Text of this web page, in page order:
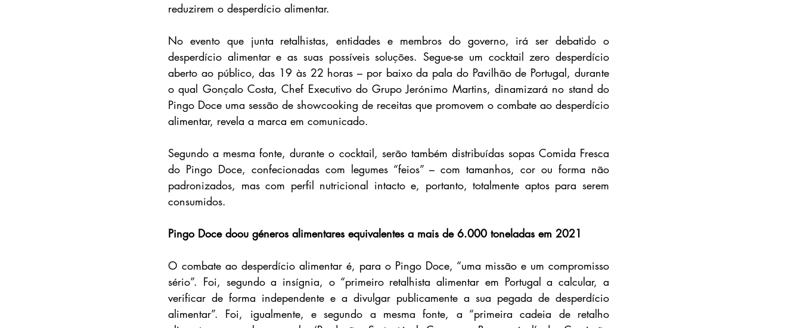
reduzirem o desperdício alimentar.
No evento que junta retalhistas, entidades e membros do governo, irá ser debatido o
desperdício alimentar e as suas possíveis soluções. Segue-se um cocktail zero desperdício
aberto ao público, das 19 às 22 horas – por baixo da pala do Pavilhão de Portugal, durante
o qual Gonçalo Costa, Chef Executivo do Grupo Jerónimo Martins, dinamizará no stand do
Pingo Doce uma sessão de showcooking de receitas que promovem o combate ao desperdício
alimentar, revela a marca em comunicado.
Segundo a mesma fonte, durante o cocktail, serão também distribuídas sopas Comida Fresca
do Pingo Doce, confecionadas com legumes “feios” – com tamanhos, cor ou forma não
padronizados, mas com perfil nutricional intacto e, portanto, totalmente aptos para serem
consumidos.
Pingo Doce doou géneros alimentares equivalentes a mais de 6.000 toneladas em 2021
O combate ao desperdício alimentar é, para o Pingo Doce, “uma missão e um compromisso
sério”. Foi, segundo a insígnia, o “primeiro retalhista alimentar em Portugal a calcular, a
verificar de forma independente e a divulgar publicamente a sua pegada de desperdício
alimentar”. Foi, igualmente, e segundo a mesma fonte, a “primeira cadeia de retalho